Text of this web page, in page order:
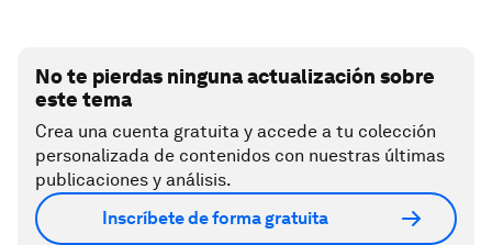
No te pierdas ninguna actualización sobre
este tema
Crea una cuenta gratuita y accede a tu colección
personalizada de contenidos con nuestras últimas
publicaciones y análisis.
Inscríbete de forma gratuita